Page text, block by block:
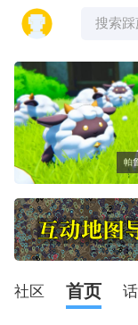
搜索踩
帕
社区 首页